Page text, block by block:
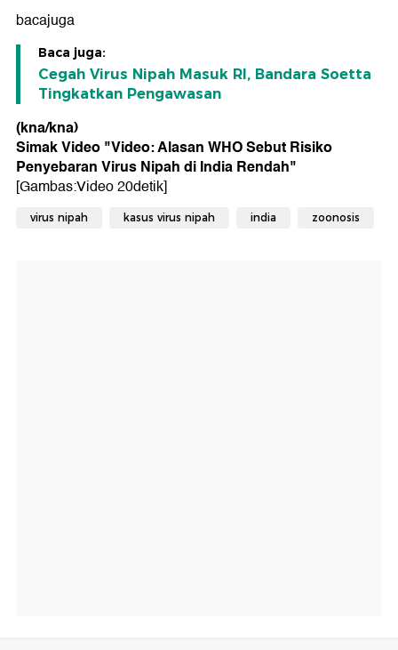
bacajuga
Baca juga:
Cegah Virus Nipah Masuk RI, Bandara Soetta
Tingkatkan Pengawasan
(kna/kna)
Simak Video "Video: Alasan WHO Sebut Risiko
Penyebaran Virus Nipah di India Rendah"
[Gambas:Video 20detik]
virus nipah kasus virus nipah india zoonosis